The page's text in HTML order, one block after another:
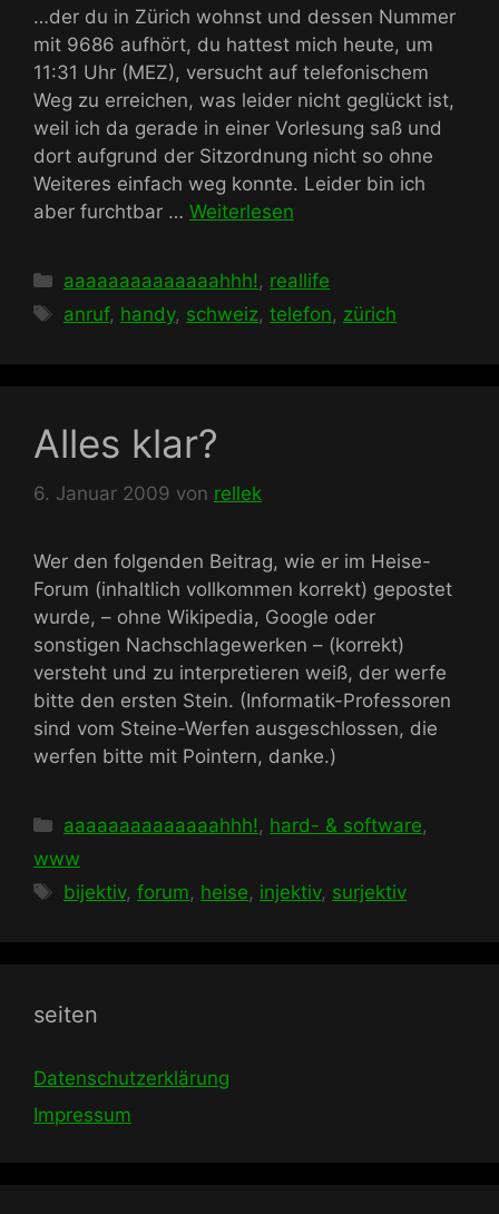
…der du in Zürich wohnst und dessen Nummer
mit 9686 aufhört, du hattest mich heute, um
11:31 Uhr (MEZ), versucht auf telefonischem
Weg zu erreichen, was leider nicht geglückt ist,
weil ich da gerade in einer Vorlesung saß und
dort aufgrund der Sitzordnung nicht so ohne
Weiteres einfach weg konnte. Leider bin ich
aber furchtbar … Weiterlesen
Kategorien
aaaaaaaaaaaaaahhh!, reallife
Schlagwörter
anruf, handy, schweiz,telefon, zürich
Alles klar?
6. Januar 2009 von rellek
Wer den folgenden Beitrag, wie er im Heise-
Forum (inhaltlich vollkommen korrekt) gepostet
wurde, – ohne Wikipedia, Google oder
sonstigen Nachschlagewerken – (korrekt)
versteht und zu interpretieren weiß, der werfe
bitte den ersten Stein. (Informatik-Professoren
sind vom Steine-Werfen ausgeschlossen, die
werfen bitte mit Pointern, danke.)
Kategorien
aaaaaaaaaaaaaahhh!, hard- & software,
www
Schlagwörter
bijektiv,forum, heise, injektiv, surjektiv
seiten
Datenschutzerklärung
Impressum